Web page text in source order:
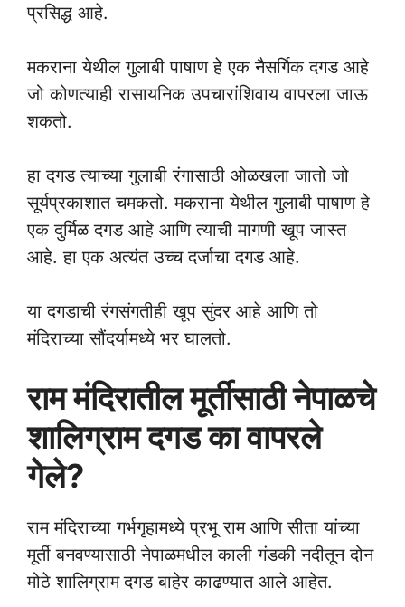
प्रसिद्ध आहे.
मकराना येथील गुलाबी पाषाण हे एक नैसर्गिक दगड आहे
जो कोणत्याही रासायनिक उपचारांशिवाय वापरला जाऊ
शकतो.
हा दगड त्याच्या गुलाबी रंगासाठी ओळखला जातो जो
सूर्यप्रकाशात चमकतो. मकराना येथील गुलाबी पाषाण हे
एक दुर्मिळ दगड आहे आणि त्याची मागणी खूप जास्त
आहे. हा एक अत्यंत उच्च दर्जाचा दगड आहे.
या दगडाची रंगसंगतीही खूप सुंदर आहे आणि तो
मंदिराच्या सौंदर्यामध्ये भर घालतो.
राम मंदिरातील मूर्तीसाठी नेपाळचे
शालिग्रामदगड का वापरले
गेले?
राम मंदिराच्या गर्भगृहामध्ये प्रभू राम आणि सीता यांच्या
मूर्ती बनवण्यासाठी नेपाळमधील काली गंडकी नदीतून दोन
मोठे शालिग्राम दगड बाहेर काढण्यात आले आहेत.